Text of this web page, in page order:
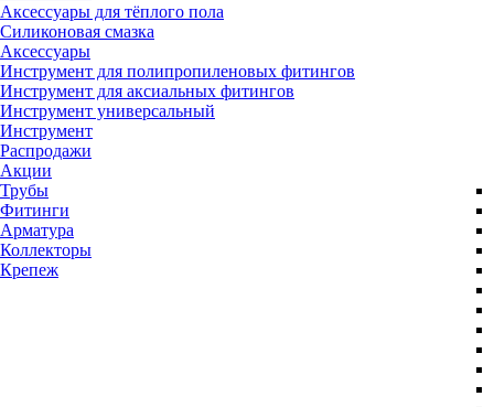
Аксессуары для тёплого пола
Силиконовая смазка
Аксессуары
Инструмент для полипропиленовых фитингов
Инструмент для аксиальных фитингов
Инструмент универсальный
Инструмент
Распродажи
Акции
Трубы
Фитинги
Арматура
Коллекторы
Крепеж